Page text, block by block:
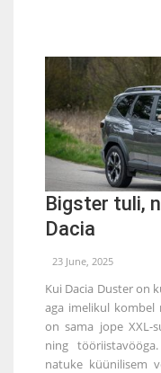
Bigster tuli,
Dacia
23 June, 2025
Kui Dacia Duster on
aga imelikul kombel
on sama jope XXL-
ning
natuke küünilisem